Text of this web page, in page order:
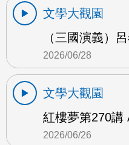
文學大觀園
（三國演義）
2026/06/28
文學大觀園
紅樓夢第270講
2026/06/26